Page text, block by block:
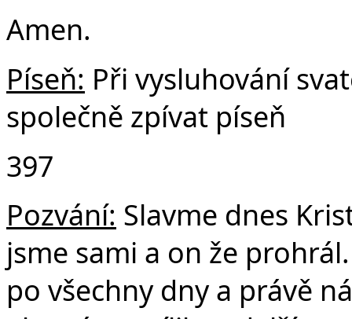
Amen.
Píseň: Při vysluhování
společně zpívat píseň
397
Pozvání: Slavme dnes
jsme sami a on že
po všechny dny a právě